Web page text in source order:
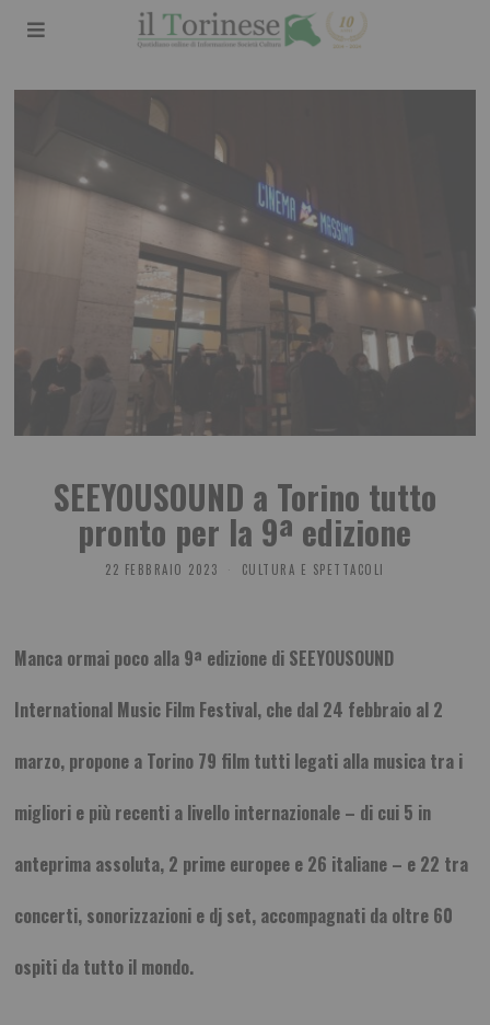
SEEYOUSOUND a Torino tutto
pronto per la 9ª edizione
22 FEBBRAIO 2023 CULTURA E SPETTACOLI
Manca ormai poco alla 9ª edizione di SEEYOUSOUND
International Music Film Festival, che dal 24 febbraio al 2
marzo, propone a Torino 79 film tutti legati alla musica tra i
migliori e più recenti a livello internazionale – di cui 5 in
anteprima assoluta, 2 prime europee e 26 italiane – e 22 tra
concerti, sonorizzazioni e dj set, accompagnati da oltre 60
ospiti da tutto il mondo.